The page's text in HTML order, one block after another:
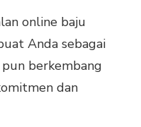
online baju
Anda sebagai
berkembang
dan